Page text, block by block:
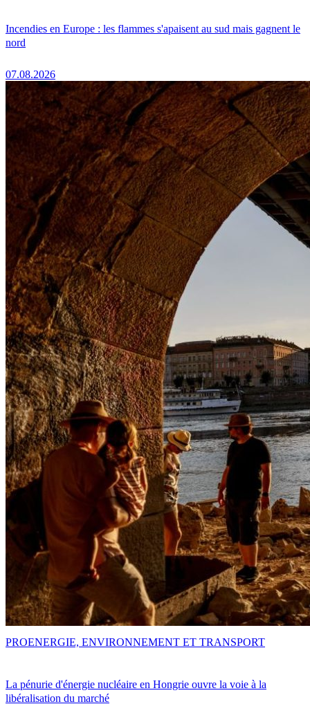
Incendies en Europe : les flammes s'apaisent au sud mais gagnent le
nord
07.08.2026
La pénurie d'énergie nucléaire en Hongrie ouvre la voie à la
libéralisation du marché
PROENERGIE, ENVIRONNEMENT ET TRANSPORT